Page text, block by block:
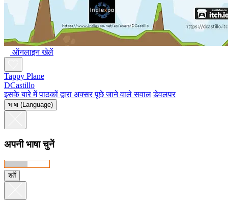
ऑनलाइन खेलें
Tappy Plane
DCastillo
इसके बारे में पाठकों द्वारा अक्सर पूछे जाने वाले सवाल डेवलपर
भाषा (Language)
अपनी भाषा चुनें
शर्तें